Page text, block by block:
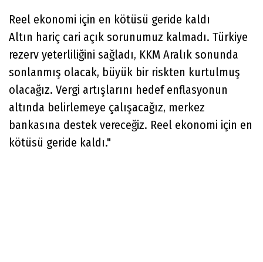
Reel ekonomi için en kötüsü geride kaldı
Altın hariç cari açık sorunumuz kalmadı. Türkiye
rezerv yeterliliğini sağladı, KKM Aralık sonunda
sonlanmış olacak, büyük bir riskten kurtulmuş
olacağız. Vergi artışlarını hedef enflasyonun
altında belirlemeye çalışacağız, merkez
bankasına destek vereceğiz. Reel ekonomi için en
kötüsü geride kaldı."